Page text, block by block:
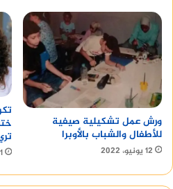
ورش عمل تشكيلية صيفية
للأطفال والشباب بالأوبرا
12 يونيو، 2022 11